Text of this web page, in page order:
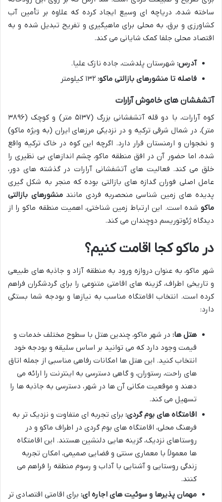
ساخته شده، دریاچه ای وسیع ایجاد کرده که علاوه بر تأمین آب
کشاورزی و برق، به محلی برای ماهیگیری و تفریح تبدیل شده و به
اقتصاد محلی جلفا کمک شایانی می کند.
آدرس: شهرستان پلدشت، جاده نازک علیا.
فاصله تا منشورهای بازالتی ماکو:
آتشفشان های خاموش آرارات
کوه آرارات، با دو قله آتشفشانی بزرگ (۵۱۳۷ متر) و کوچک (۳۸۹۶
متر)، در شمال شرقی ترکیه و در نزدیکی مرزهای ایران (به ویژه ماکو)
و نخجوان و ارمنستان قرار دارد. اگرچه این کوه در خاک ترکیه واقع
شده، اما حضور آن در افق منطقه ماکو، چشم اندازهای بی نظیری را
خلق می کند. فعالیت های آتشفشانی آرارات در گذشته های دور،
عامل اصلی فوران گدازه های بازالتی بوده که منجر به شکل گیری
پدیده های زمین شناسی منحصربه فردی مانندمنشورهای بازالتی
ماکو شده است. این ارتباط زمین شناختی، اهمیت منطقه ماکو را از
دیدگاه ژئوتوریسم دوچندان می کند.
در ماکو کجا اقامت کنیم؟
شهر ماکو، به عنوان دروازه ورود به منطقه آزاد و جاذبه های طبیعی
و تاریخی اطراف، گزینه های اقامتی متنوعی را برای گردشگران فراهم
کرده است. انتخاب اقامتگاه مناسب به نیازها و بودجه شما بستگی
دارد:
هتل ها: در شهر ماکو، چندین هتل با سطوح مختلف خدمات و
قیمت وجود دارد که می توانید بر اساس سلیقه و بودجه خود
انتخاب کنید. این هتل ها امکانات رفاهی مناسبی از جمله اتاق
های راحت، رستوران، و گاهی دسترسی به اینترنت را ارائه می
دهند و موقعیت مکانی آن ها در شهر، دسترسی به جاذبه ها را
تسهیل می کند.
اقامتگاه های بوم گردی: برای تجربه ای متفاوت و نزدیک تر به
فرهنگ محلی، اقامتگاه های بوم گردی در اطراف ماکو و در
روستاهای نزدیک، گزینه هایی دلنشین هستند. این اقامتگاه
ها معمولاً با معماری سنتی و فضایی صمیمی، امکان تجربه
زندگی روستایی و آشنایی با آداب و رسوم منطقه را فراهم می
کنند.
مهمان پذیرها و سوئیت های اجاره ای: برای اقامتی اقتصادی تر